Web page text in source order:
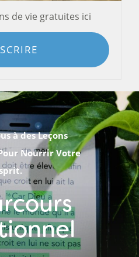
de vie gratuites ici
à des Leçons
Nourrir Votre